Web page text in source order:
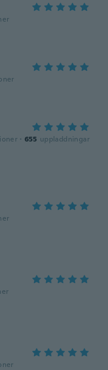
· 655 uppladdningar